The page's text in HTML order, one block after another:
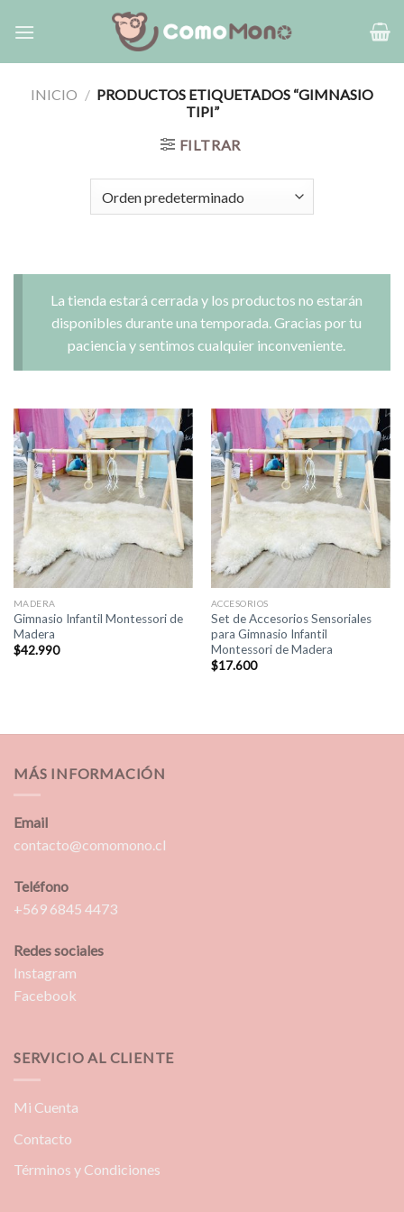
INICIO / PRODUCTOS ETIQUETADOS “GIMNASIO
TIPI”
FILTRAR
La tienda estará cerrada y los productos no estarán
disponibles durante una temporada. Gracias por tu
paciencia y sentimos cualquier inconveniente.
MADERA
Gimnasio Infantil Montessori de
Madera
$42.990
ACCESORIOS
Set de Accesorios Sensoriales
para Gimnasio Infantil
Montessori de Madera
$17.600
MÁS INFORMACIÓN
Email
contacto@comomono.cl
Teléfono
+569 6845 4473
Redes sociales
Instagram
Facebook
SERVICIO AL CLIENTE
Mi Cuenta
Contacto
Términos y Condiciones